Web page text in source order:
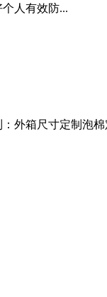
人有效防...
外箱尺寸定制泡棉